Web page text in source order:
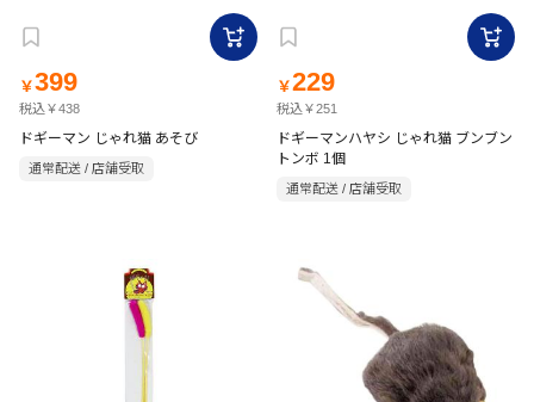
￥399
税込￥438
ドギーマン じゃれ猫 あそび
通常配送 / 店舗受取
￥229
税込￥251
ドギーマンハヤシ じゃれ猫 ブンブン
トンボ 1個
通常配送 / 店舗受取